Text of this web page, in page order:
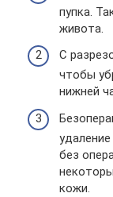
пупка.
живота.
С
чтобы
нижней
без
кожи.